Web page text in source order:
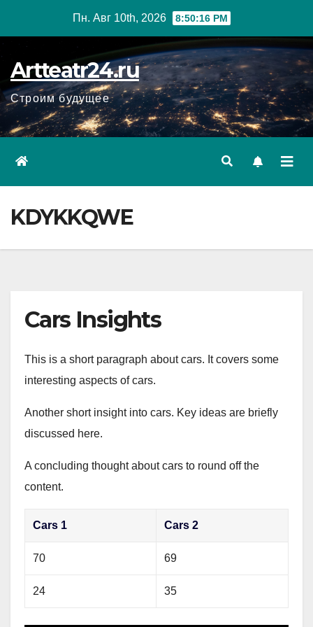
Пн. Авг 10th, 2026 8:50:17 PM
Artteatr24.ru
Строим будущее
KDYKKQWE
Cars Insights
This is a short paragraph about cars. It covers some
interesting aspects of cars.
Another short insight into cars. Key ideas are briefly
discussed here.
A concluding thought about cars to round off the
content.
Cars 1 Cars 2
70 69
24 35